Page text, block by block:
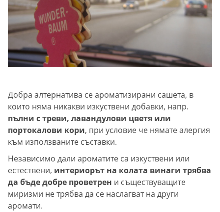
Добра алтернатива се ароматизирани сашета, в
които няма никакви изкуствени добавки, напр.
пълни с треви, лавандулови цветя или
портокалови кори, при условие че нямате алергия
към използваните съставки.
Независимо дали ароматите са изкуствени или
естествени, интериорът на колата винаги трябва
да бъде добре проветрен и съществуващите
миризми не трябва да се наслагват на други
аромати.